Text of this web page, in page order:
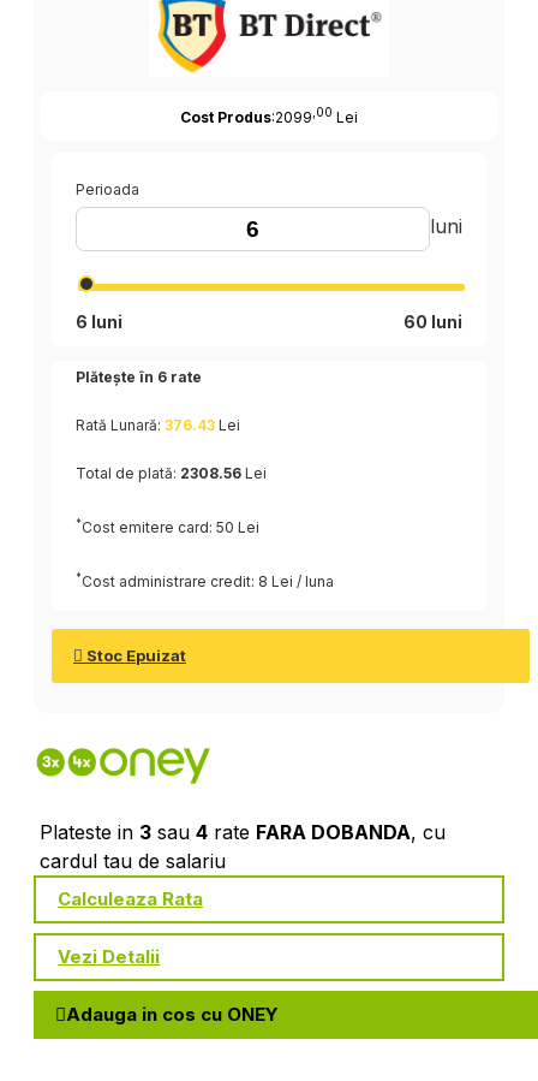
Cost Produs:2099 ,00 Lei
Perioada
luni
6 luni 60 luni
Plătește în 6 rate
Rată Lunară: 376.43 Lei
Total de plată: 2308.56 Lei
* Cost emitere card: 50 Lei
* Cost administrare credit: 8 Lei / luna
Stoc Epuizat
Plateste in 3 sau 4 rate FARA DOBANDA, cu
cardul tau de salariu
Calculeaza Rata
Vezi Detalii
Adauga in cos cu ONEY